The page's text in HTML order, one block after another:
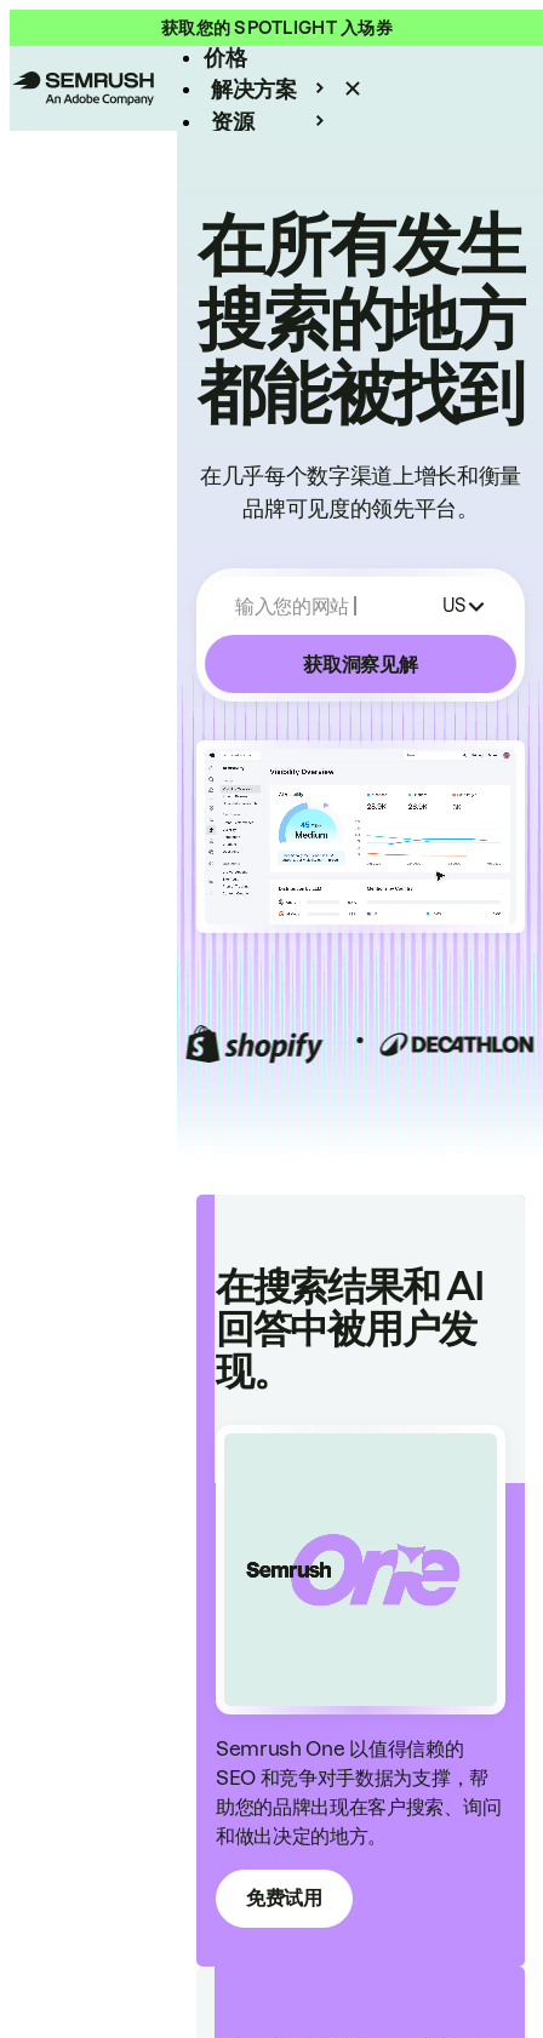
获取您的 SPOTLIGHT 入场券
产品
价格
解决方案
资源
在所有发生
搜索的地方
都能被找到
在几乎每个数字渠道上增长和衡量
品牌可见度的领先平台。
输入您的网站 US
获取洞察见解
在搜索结果和 AI
回答中被用户发
现。
Semrush One 以值得信赖的
SEO 和竞争对手数据为支撑，帮
助您的品牌出现在客户搜索、询问
和做出决定的地方。
免费试用